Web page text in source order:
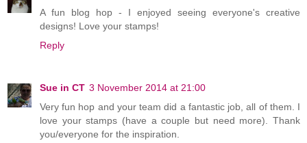
A fun blog hop - I enjoyed seeing everyone's creative
designs! Love your stamps!
Reply
Sue in CT 3 November 2014 at 21:00
Very fun hop and your team did a fantastic job, all of them. I
love your stamps (have a couple but need more). Thank
you/everyone for the inspiration.